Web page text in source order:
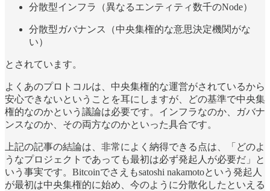
分散型インフラ（異なるエンティティ数千のNode）
分散型ガバナンス（中央集権的な意思決定機関がな
い）
とされています。
よくあのプロトコルは、中央集権的な運営がされているから
安心できないということを耳にしますが、どの基準で中央集
権的なのかという議論は必要です。インフラなのか、ガバナ
ンスなのか、その両方なのかといった具合です。
上記の記事の結論は、非常によく納得できる点は、「どのよ
うなプロジェクトであっても最初は必ず発起人が必要だ」と
いう事実です。Bitcoinでさえもsatoshi nakamotoという発起人
が最初は中央集権的に始め、今のように分散化したといえる